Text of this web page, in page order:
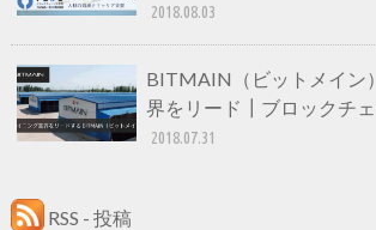
2018.08.03
BITMAIN（ビットメイン
界をリード┃ブロックチ
2018.07.31
RSS - 投稿